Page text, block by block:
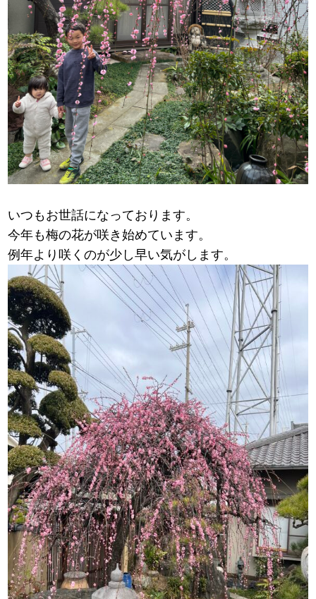
いつもお世話になっております。
今年も梅の花が咲き始めています。
例年より咲くのが少し早い気がします。